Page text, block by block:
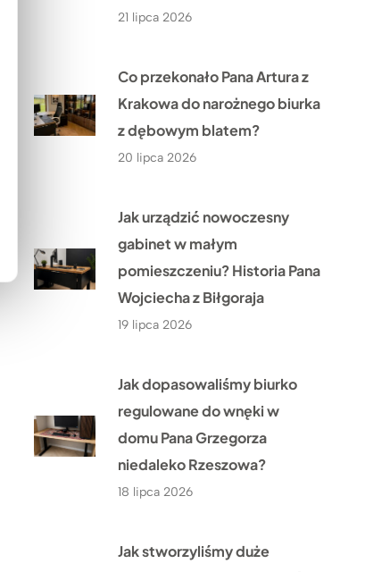
21 lipca 2026
Co przekonało Pana Artura z
Krakowa do narożnego biurka
z dębowym blatem?
20 lipca 2026
Jak urządzić nowoczesny
gabinet w małym
pomieszczeniu? Historia Pana
Wojciecha z Biłgoraja
19 lipca 2026
Jak dopasowaliśmy biurko
regulowane do wnęki w
domu Pana Grzegorza
niedaleko Rzeszowa?
18 lipca 2026
Jak stworzyliśmy duże